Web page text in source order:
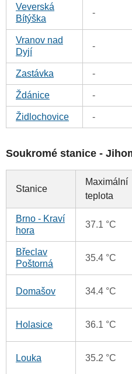
Veverská
Bítýška
-
Vranov nad
Dyjí
-
Zastávka -
Ždánice -
Židlochovice -
Soukromé stanice -
Stanice
Maximální
teplota
Brno - Kraví
hora
37.1 °C
Břeclav
Poštorná
35.4 °C
Domašov 34.4 °C
Holasice 36.1 °C
Louka 35.2 °C